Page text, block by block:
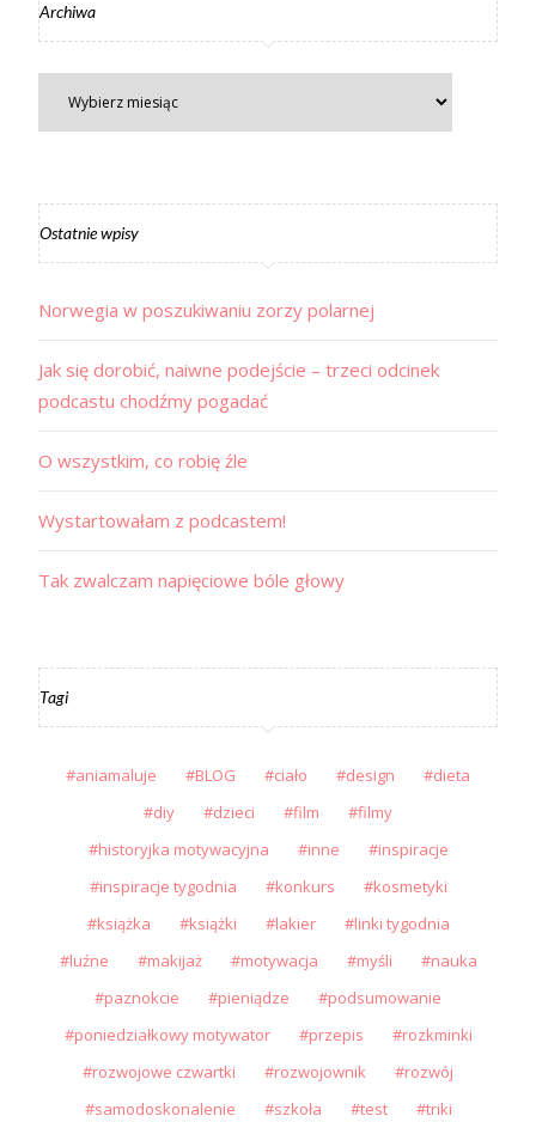
Archiwa
Ostatnie wpisy
Norwegia w poszukiwaniu zorzy polarnej
Jak się dorobić, naiwne podejście – trzeci odcinek
podcastu chodźmy pogadać
O wszystkim, co robię źle
Wystartowałam z podcastem!
Tak zwalczam napięciowe bóle głowy
Tagi
aniamaluje BLOG ciało design
dieta
diy
dzieci film
filmy
historyjka motywacyjna
inne
inspiracje
inspiracje tygodnia
konkurs
kosmetyki
książka
książki lakier
linki tygodnia
luźne
makijaż motywacja myśli
nauka
paznokcie
pieniądze
podsumowanie
poniedziałkowy motywator
przepis
rozkminki
rozwojowe czwartki
rozwojownik
rozwój
samodoskonalenie
szkoła test triki